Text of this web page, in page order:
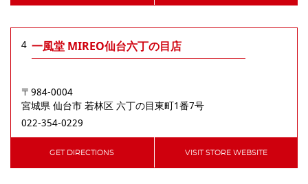
4 一風堂 MIREO仙台六丁の目店
〒984-0004
宮城県仙台市若林区六丁の目東町1番7号
022-354-0229
GET DIRECTIONS VISIT STORE WEBSITE